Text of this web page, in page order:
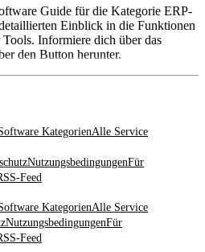
Guide für die Kategorie ERP-
Einblick in die Funktionen
Informiere dich über das
den Button herunter.
KategorienAlle Service
NutzungsbedingungenFür
Feed
KategorienAlle Service
NutzungsbedingungenFür
Feed